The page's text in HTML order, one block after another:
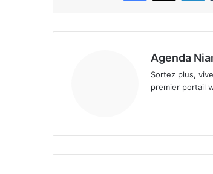
Agenda
Sortez plus,
premier portail